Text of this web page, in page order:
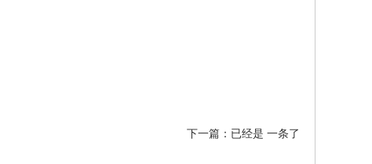
下一篇：已经是 一条了